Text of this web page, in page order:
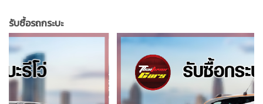
รับซื้อรถกระบะ